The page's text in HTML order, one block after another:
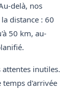
delà, nos
distance : 60
50 km, au-
attentes inutiles.
temps d'arrivée